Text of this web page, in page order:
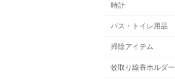
時計
バス・トイレ用品
掃除アイテム
蚊取り線香ホルダー